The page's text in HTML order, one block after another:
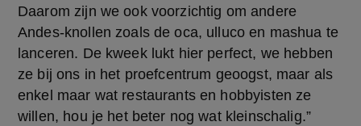
Daarom zijn we ook voorzichtig om andere
Andes-knollen zoals de oca, ulluco en mashua te
lanceren. De kweek lukt hier perfect, we hebben
ze bij ons in het proefcentrum geoogst, maar als
enkel maar wat restaurants en hobbyisten ze
willen, hou je het beter nog wat kleinschalig.”